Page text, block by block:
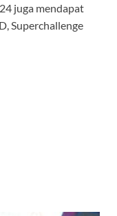
juga mendapat
Superchallenge